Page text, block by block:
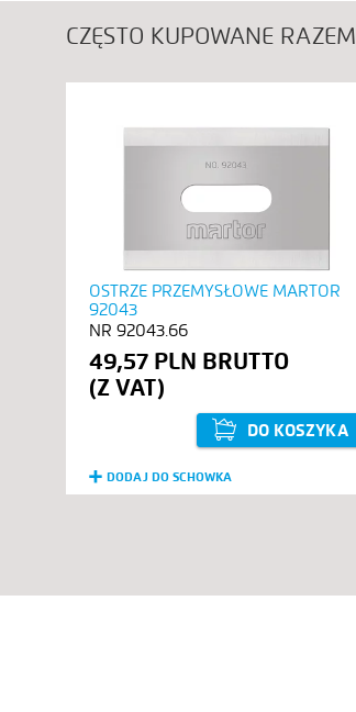
CZĘSTO KUPOWANE RAZEM
OSTRZE PRZEMYSŁOWE MARTOR
92043
92043.66
49,57 PLN
DO KOSZYKA
DODAJ DO SCHOWKA